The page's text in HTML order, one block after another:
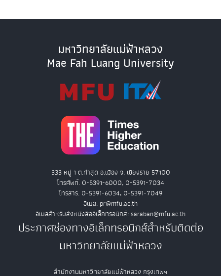
มหาวิทยาลัยแม่ฟ้าหลวง
Mae Fah Luang University
333 หมู่ 1 ต.ท่าสุด อ.เมือง จ. เชียงราย 57100
โทรศัพท์. 0-5391-6000, 0-5391-7034
โทรสาร. 0-5391-6034, 0-5391-7049
อีเมล: pr@mfu.ac.th
อีเมลสำหรับส่งหนังสืออิเล็กทรอนิกส์: saraban@mfu.ac.th
ประกาศช่องทางอิเล็กทรอนิกส์สำหรับติดต่อ
มหาวิทยาลัยแม่ฟ้าหลวง
สำนักงานมหาวิทยาลัยแม่ฟ้าหลวง กรุงเทพฯ